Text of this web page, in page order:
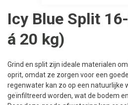
Icy Blue Split
á 20 kg)
Grind en split zijn ideale materialen
oprit, omdat ze zorgen voor een
regenwater kan zo op een natuurlijke
geïnfiltreerd worden, wat de bodem